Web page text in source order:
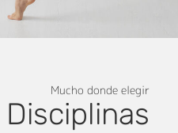
Mucho donde elegir
Disciplinas